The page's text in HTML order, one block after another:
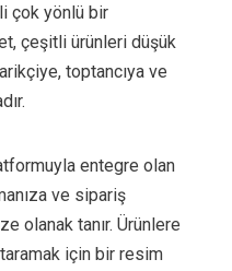
çok yönlü bir
çeşitli ürünleri düşük
toptancıya ve
entegre olan
ve sipariş
olanak tanır. Ürünlere
için bir resim